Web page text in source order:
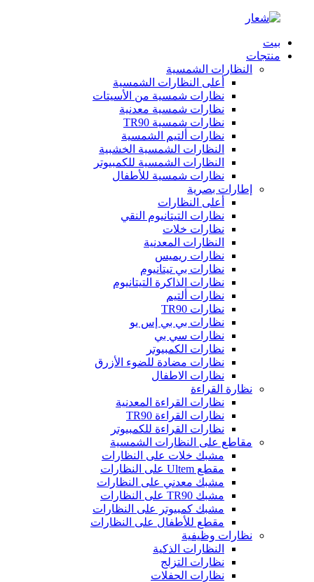
بيت
منتجات
النظارات الشمسية
أعلى النظارات الشمسية
نظارات شمسية من الأسيتات
نظارات شمسية معدنية
نظارات شمسية TR90
نظارات ألتيم الشمسية
النظارات الشمسية الخشبية
النظارات الشمسية للكمبيوتر
نظارات شمسية للأطفال
إطارات بصرية
أعلى النظارات
نظارات التيتانيوم النقي
نظارات خلات
النظارات المعدنية
نظارات ريميس
نظارات بي تيتانيوم
نظارات الذاكرة التيتانيوم
نظارات ألتيم
نظارات TR90
نظارات بي بي إس يو
نظارات سي بي
نظارات الكمبيوتر
نظارات مضادة للضوء الأزرق
نظارات الاطفال
نظارة القراءة
نظارات القراءة المعدنية
نظارات القراءة TR90
نظارات القراءة للكمبيوتر
مقاطع على النظارات الشمسية
مشبك خلات على النظارات
مقطع Ultem على النظارات
مشبك معدني على النظارات
مشبك TR90 على النظارات
مشبك كمبيوتر على النظارات
مقطع للأطفال على النظارات
نظارات وظيفية
النظارات الذكية
نظارات التزلج
نظارات الحفلات